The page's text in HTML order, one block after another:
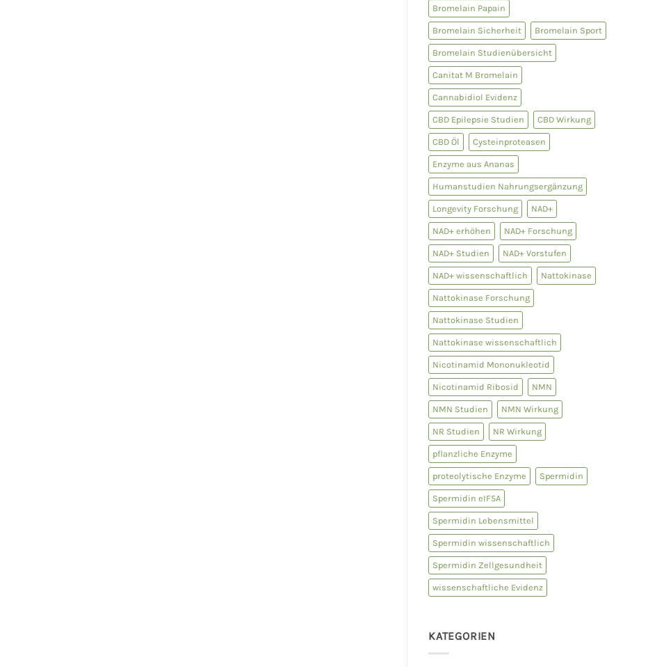
Bromelain Papain
Bromelain Sicherheit Bromelain Sport
Bromelain Studienübersicht
Canitat M Bromelain
Cannabidiol Evidenz
CBD Epilepsie Studien CBD Wirkung
CBD Öl Cysteinproteasen
Enzyme aus Ananas
Humanstudien Nahrungsergänzung
Longevity Forschung NAD+
NAD+ erhöhen NAD+ Forschung
NAD+ Studien NAD+ Vorstufen
NAD+ wissenschaftlich Nattokinase
Nattokinase Forschung
Nattokinase Studien
Nattokinase wissenschaftlich
Nicotinamid Mononukleotid
Nicotinamid Ribosid NMN
NMN Studien NMN Wirkung
NR Studien NR Wirkung
pflanzliche Enzyme
proteolytische Enzyme Spermidin
Spermidin eIF5A
Spermidin Lebensmittel
Spermidin wissenschaftlich
Spermidin Zellgesundheit
wissenschaftliche Evidenz
KATEGORIEN